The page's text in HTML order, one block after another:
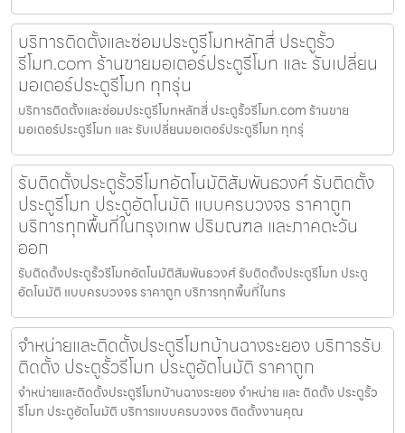
บริการติดตั้งและซ่อมประตูรีโมทหลักสี่ ประตูรั้ว
รีโมท.com ร้านขายมอเตอร์ประตูรีโมท และ รับเปลี่ยน
มอเตอร์ประตูรีโมท ทุกรุ่น
บริการติดตั้งและซ่อมประตูรีโมทหลักสี่ ประตูรั้วรีโมท.com ร้านขาย
มอเตอร์ประตูรีโมท และ รับเปลี่ยนมอเตอร์ประตูรีโมท ทุกรุ่
รับติดตั้งประตูรั้วรีโมทอัตโนมัติสัมพันธวงศ์ รับติดตั้ง
ประตูรีโมท ประตูอัตโนมัติ แบบครบวงจร ราคาถูก
บริการทุกพื้นที่ในกรุงเทพ ปริมณฑล และภาคตะวัน
ออก
รับติดตั้งประตูรั้วรีโมทอัตโนมัติสัมพันธวงศ์ รับติดตั้งประตูรีโมท ประตู
อัตโนมัติ แบบครบวงจร ราคาถูก บริการทุกพื้นที่ในกร
จำหน่ายและติดตั้งประตูรีโมทบ้านฉางระยอง บริการรับ
ติดตั้ง ประตูรั้วรีโมท ประตูอัตโนมัติ ราคาถูก
จำหน่ายและติดตั้งประตูรีโมทบ้านฉางระยอง จำหน่าย และ ติดตั้ง ประตูรั้ว
รีโมท ประตูอัตโนมัติ บริการแบบครบวงจร ติดตั้งงานคุณ